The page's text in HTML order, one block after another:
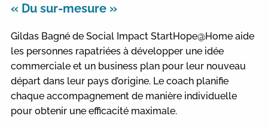
« Du sur-mesure »
Gildas Bagné de Social Impact StartHope@Home aide
les personnes rapatriées à développer une idée
commerciale et un business plan pour leur nouveau
départ dans leur pays d’origine. Le coach planifie
chaque accompagnement de manière individuelle
pour obtenir une efficacité maximale.